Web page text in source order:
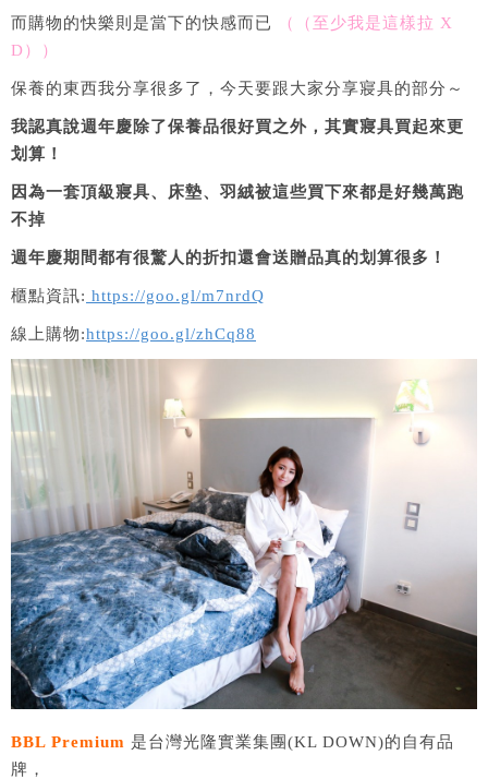
而購物的快樂則是當下的快感而已
（（至少我是這樣拉 X
D））
保養的東西我分享很多了，今天要跟大家分享寢具的部分～
我認真說週年慶除了保養品很好買之外，其實寢具買起來更
划算！
因為一套頂級寢具、床墊、羽絨被這些買下來都是好幾萬跑
不掉
週年慶期間都有很驚人的折扣還會送贈品真的划算很多！
櫃點資訊: https://goo.gl/m7nrdQ
線上購物:https://goo.gl/zhCq88
BBL Premium 是台灣光隆實業集團(KL DOWN)的自有品
牌，